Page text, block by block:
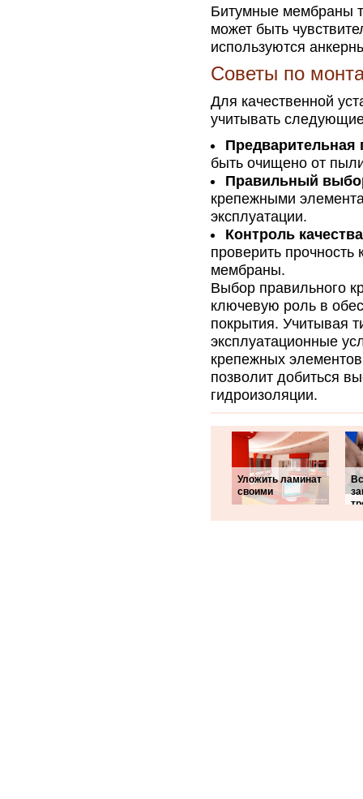
Битумные мембраны
может быть
используются
Советы по
Для качественной
учитывать
Предварительная
быть очищено от
Правильный
крепежными
эксплуатации.
Контроль
проверить прочность
мембраны.
Выбор правильного
ключевую роль в
покрытия. Учитывая
эксплуатационные
крепежных
позволит добиться
гидроизоляции.
Уложить ламинат
своими